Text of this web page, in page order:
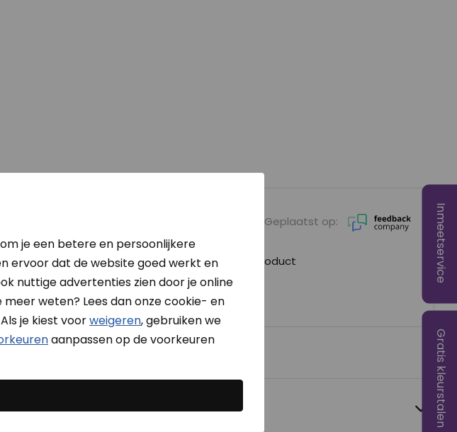
Geplaatst op:
Goede ervaringen met Solano vriendelijk, goed product
27-07-2026
je een betere en persoonlijkere
ervoor dat de website goed werkt en
nuttige advertenties zien door je online
weten? Lees dan onze cookie- en
je kiest voorweigeren, gebruiken we
aanpassen op de voorkeuren
Inmeetservice
Gratis kleurstalen